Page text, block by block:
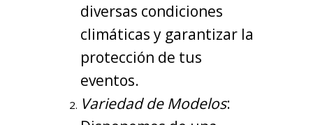
diversas condiciones
climáticas y garantizar la
protección de tus
eventos.
Variedad de Modelos: